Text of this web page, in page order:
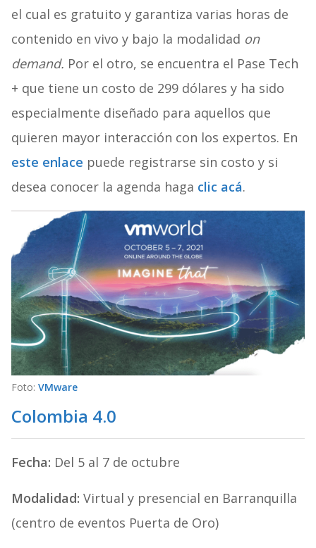
el cual es gratuito y garantiza varias horas de
contenido en vivo y bajo la modalidad on
demand. Por el otro, se encuentra el Pase Tech
+ que tiene un costo de 299 dólares y ha sido
especialmente diseñado para aquellos que
quieren mayor interacción con los expertos. En
este enlace puede registrarse sin costo y si
desea conocer la agenda haga clic acá.
Foto: VMware
Colombia 4.0
Fecha: Del 5 al 7 de octubre
Modalidad: Virtual y presencial en Barranquilla
(centro de eventos Puerta de Oro)